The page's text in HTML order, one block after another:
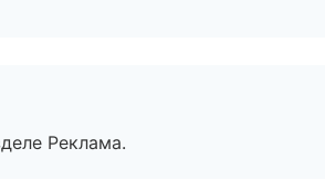
Реклама.